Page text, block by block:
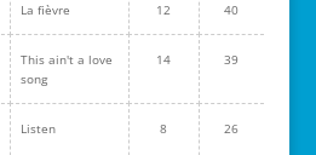
La fièvre 12 40
This ain't a love
song
14 39
Listen 8 26